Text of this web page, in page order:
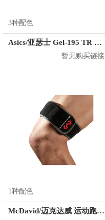
3种配色
Asics/亚瑟士 Gel-195 TR 训练鞋
暂无购买链接
1种配色
McDavid/迈克达威 运动跑步骼胫束绑带